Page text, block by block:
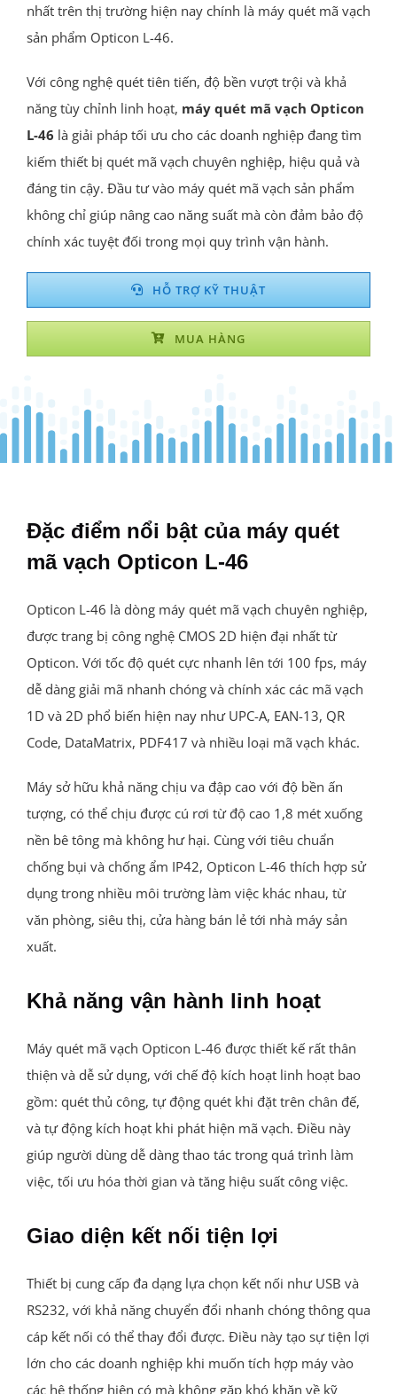
nhất trên thị trường hiện nay chính là máy quét mã vạch
sản phẩm Opticon L-46.
Với công nghệ quét tiên tiến, độ bền vượt trội và khả
năng tùy chỉnh linh hoạt, máy quét mã vạch Opticon
L-46 là giải pháp tối ưu cho các doanh nghiệp đang tìm
kiếm thiết bị quét mã vạch chuyên nghiệp, hiệu quả và
đáng tin cậy. Đầu tư vào máy quét mã vạch sản phẩm
không chỉ giúp nâng cao năng suất mà còn đảm bảo độ
chính xác tuyệt đối trong mọi quy trình vận hành.
HỖ TRỢ KỸ THUẬT
MUA HÀNG
Đặc điểm nổi bật của máy quét
mã vạch Opticon L-46
Opticon L-46 là dòng máy quét mã vạch chuyên nghiệp,
được trang bị công nghệ CMOS 2D hiện đại nhất từ
Opticon. Với tốc độ quét cực nhanh lên tới 100 fps, máy
dễ dàng giải mã nhanh chóng và chính xác các mã vạch
1D và 2D phổ biến hiện nay như UPC-A, EAN-13, QR
Code, DataMatrix, PDF417 và nhiều loại mã vạch khác.
Máy sở hữu khả năng chịu va đập cao với độ bền ấn
tượng, có thể chịu được cú rơi từ độ cao 1,8 mét xuống
nền bê tông mà không hư hại. Cùng với tiêu chuẩn
chống bụi và chống ẩm IP42, Opticon L-46 thích hợp sử
dụng trong nhiều môi trường làm việc khác nhau, từ
văn phòng, siêu thị, cửa hàng bán lẻ tới nhà máy sản
xuất.
Khả năng vận hành linh hoạt
Máy quét mã vạch Opticon L-46 được thiết kế rất thân
thiện và dễ sử dụng, với chế độ kích hoạt linh hoạt bao
gồm: quét thủ công, tự động quét khi đặt trên chân đế,
và tự động kích hoạt khi phát hiện mã vạch. Điều này
giúp người dùng dễ dàng thao tác trong quá trình làm
việc, tối ưu hóa thời gian và tăng hiệu suất công việc.
Giao diện kết nối tiện lợi
Thiết bị cung cấp đa dạng lựa chọn kết nối như USB và
RS232, với khả năng chuyển đổi nhanh chóng thông qua
cáp kết nối có thể thay đổi được. Điều này tạo sự tiện lợi
lớn cho các doanh nghiệp khi muốn tích hợp máy vào
các hệ thống hiện có mà không gặp khó khăn về kỹ